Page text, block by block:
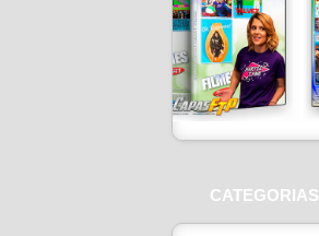
CATEGORIAS